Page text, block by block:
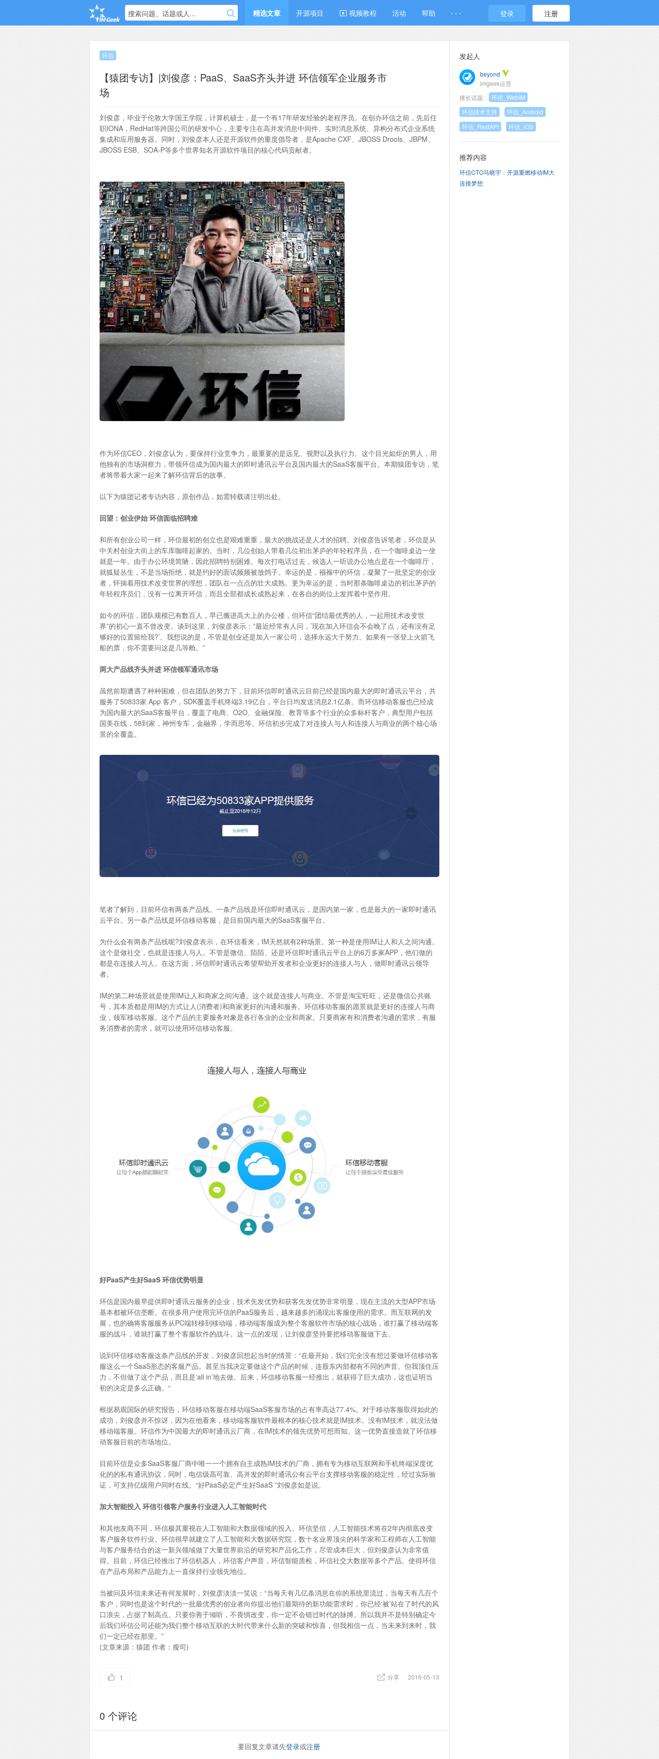
搜索问题、话题或人... 精选文章 开源项目 视频教程 活动 帮助 · · · 登录 注册
环信
【猿团专访】|刘俊彦：PaaS、SaaS齐头并进 环信领军企业服务市
场
刘俊彦，毕业于伦敦大学国王学院，计算机硕士，是一个有17年研发经验的老程序员。在创办环信之前，先后任
职IONA，RedHat等跨国公司的研发中心，主要专注在高并发消息中间件、实时消息系统、异构分布式企业系统
集成和应用服务器。同时，刘俊彦本人还是开源软件的重度倡导者，是Apache CXF、JBOSS Drools、JBPM、
JBOSS ESB、SOA-P等多个世界知名开源软件项目的核心代码贡献者。
作为环信CEO，刘俊彦认为，要保持行业竞争力，最重要的是远见、视野以及执行力。这个目光如炬的男人，用
他独有的市场洞察力，带领环信成为国内最大的即时通讯云平台及国内最大的SaaS客服平台。本期猿团专访，笔
者将带着大家一起来了解环信背后的故事。
以下为猿团记者专访内容，原创作品，如需转载请注明出处。
回望：创业伊始 环信面临招聘难
和所有创业公司一样，环信最初的创立也是艰难重重，最大的挑战还是人才的招聘。刘俊彦告诉笔者，环信是从
中关村创业大街上的车库咖啡起家的。当时，几位创始人带着几位初出茅庐的年轻程序员，在一个咖啡桌边一坐
就是一年。由于办公环境简陋，因此招聘特别困难。每次打电话过去，候选人一听说办公地点是在一个咖啡厅，
就狐疑丛生，不是当场拒绝，就是约好的面试频频被放鸽子。幸运的是，襁褓中的环信，凝聚了一批坚定的创业
者，怀揣着用技术改变世界的理想，团队在一点点的壮大成熟。更为幸运的是，当时那条咖啡桌边的初出茅庐的
年轻程序员们，没有一位离开环信，而且全部都成长成熟起来，在各自的岗位上发挥着中坚作用。
如今的环信，团队规模已有数百人，早已搬进高大上的办公楼，但环信“团结最优秀的人，一起用技术改变世
界”的初心一直不曾改变。谈到这里，刘俊彦表示：”最近经常有人问，’现在加入环信会不会晚了点，还有没有足
够好的位置留给我?’。我想说的是，不管是创业还是加入一家公司，选择永远大于努力。如果有一张登上火箭飞
船的票，你不需要问这是几等舱。”
两大产品线齐头并进 环信领军通讯市场
虽然前期遭遇了种种困难，但在团队的努力下，目前环信即时通讯云目前已经是国内最大的即时通讯云平台，共
服务了50833家 App 客户，SDK覆盖手机终端3.19亿台，平台日均发送消息2.1亿条。而环信移动客服也已经成
为国内最大的SaaS客服平台，覆盖了电商、O2O、金融保险、教育等多个行业的众多标杆客户，典型用户包括
国美在线，58到家，神州专车，金融界，学而思等。环信初步完成了对连接人与人和连接人与商业的两个核心场
景的全覆盖。
笔者了解到，目前环信有两条产品线。一条产品线是环信即时通讯云，是国内第一家，也是最大的一家即时通讯
云平台。另一条产品线是环信移动客服，是目前国内最大的SaaS客服平台。
为什么会有两条产品线呢?刘俊彦表示，在环信看来，IM天然就有2种场景。第一种是使用IM让人和人之间沟通。
这个是做社交，也就是连接人与人。不管是微信、陌陌、还是环信即时通讯云平台上的6万多家APP，他们做的
都是在连接人与人。在这方面，环信即时通讯云希望帮助开发者和企业更好的连接人与人，做即时通讯云领导
者。
IM的第二种场景就是使用IM让人和商家之间沟通。这个就是连接人与商业。不管是淘宝旺旺，还是微信公共账
号，其本质都是用IM的方式让人(消费者)和商家更好的沟通和服务。环信移动客服的愿景就是更好的连接人与商
业，领军移动客服。这个产品的主要服务对象是各行各业的企业和商家。只要商家有和消费者沟通的需求，有服
务消费者的需求，就可以使用环信移动客服。
好PaaS产生好SaaS 环信优势明显
环信是国内最早提供即时通讯云服务的企业，技术先发优势和获客先发优势非常明显，现在主流的大型APP市场
基本都被环信垄断。在很多用户使用完环信的PaaS服务后，越来越多的涌现出客服使用的需求。而互联网的发
展，也的确将客服服务从PC端转移到移动端，移动端客服成为整个客服软件市场的核心战场，谁打赢了移动端客
服的战斗，谁就打赢了整个客服软件的战斗。这一点的发现，让刘俊彦坚持要把移动客服做下去。
说到环信移动客服这条产品线的开发，刘俊彦回想起当时的情景：“在最开始，我们完全没有想过要做环信移动客
服这么一个SaaS形态的客服产品。甚至当我决定要做这个产品的时候，连股东内部都有不同的声音。但我顶住压
力，不但做了这个产品，而且是‘all in’地去做。后来，环信移动客服一经推出，就获得了巨大成功，这也证明当
初的决定是多么正确。“
根据易观国际的研究报告，环信移动客服在移动端SaaS客服市场的占有率高达77.4%。对于移动客服取得如此的
成功，刘俊彦并不惊讶，因为在他看来，移动端客服软件最根本的核心技术就是IM技术。没有IM技术，就没法做
移动端客服。环信作为中国最大的即时通讯云厂商，在IM技术的领先优势可想而知。这一优势直接造就了环信移
动客服目前的市场地位。
目前环信是众多SaaS客服厂商中唯一一个拥有自主成熟IM技术的厂商，拥有专为移动互联网和手机终端深度优
化的的私有通讯协议，同时，电信级高可靠、高并发的即时通讯公有云平台支撑移动客服的稳定性，经过实际验
证，可支持亿级用户同时在线。“好PaaS必定产生好SaaS ”刘俊彦如是说。
加大智能投入 环信引领客户服务行业进入人工智能时代
和其他友商不同，环信极其重视在人工智能和大数据领域的投入。环信坚信，人工智能技术将在2年内彻底改变
客户服务软件行业。环信很早就建立了人工智能和大数据研究院，数十名业界顶尖的科学家和工程师在人工智能
与客户服务结合的这一新兴领域做了大量世界前沿的研究和产品化工作，尽管成本巨大，但刘俊彦认为非常值
得。目前，环信已经推出了环信机器人，环信客户声音，环信智能质检，环信社交大数据等多个产品。使得环信
在产品布局和产品能力上一直保持行业领先地位。
当被问及环信未来还有何发展时，刘俊彦淡淡一笑说：“当每天有几亿条消息在你的系统里流过，当每天有几百个
客户，同时也是这个时代的一批最优秀的创业者向你提出他们最期待的新功能需求时，你已经‘被’站在了时代的风
口浪尖，占据了制高点。只要你善于倾听，不畏惧改变，你一定不会错过时代的脉搏。所以我并不是特别确定今
后我们环信公司还能为我们整个移动互联的大时代带来什么新的突破和惊喜，但我相信一点，当未来到来时，我
们一定已经在那里。”
(文章来源：猿团 作者：瘦司)
1 分享 2016-05-13
0 个评论
要回复文章请先登录或注册
发起人
beyond
imgeek运营
擅长话题 :
环信_WebIM
环信技术支持
环信_Android
环信_RestAPI
环信_iOS
推荐内容
环信CTO马晓宇：开源重燃移动IM大
连接梦想